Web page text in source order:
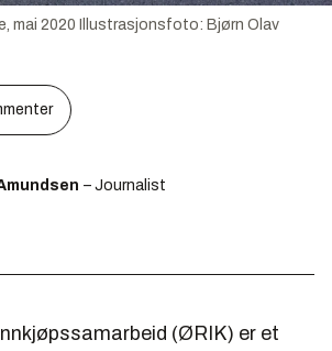
mai 2020 Illustrasjonsfoto: Bjørn Olav
– Journalist
(ØRIK) er et